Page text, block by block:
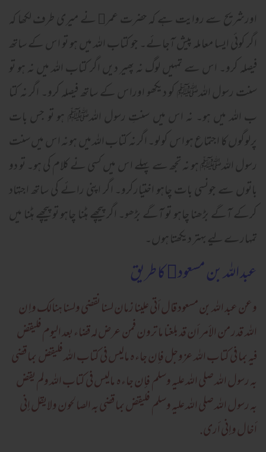
اورشریح سے روایت ہے کہ حضرت عمر﷜ نے میری طرف لکھا کہ
اگر کوئی ایسا معاملہ پیش آجائے۔ جو کتاب اللہ میں ہو تو اس کے ساتھ
فیصلہ کرو۔ اس سے تمہیں لوگ نہ پھیر دیں اگر کتاب اللہ میں نہ ہو تو
سنت رسول اللہﷺ کو دیکھو اوراس کے ساتھ فیصلہ کرو۔ اگر نہ کتا
ب اللہ میں ہو۔ نہ اس میں سنتِ رسول اللہﷺ ہو تو جس بات
پرلوگوں کا اجتماع ہو اس کو لو۔ اگر نہ کتاب اللہ میں ہو نہ اس میں سنت
رسول اللہﷺ ہو نہ تجھ سے پہلے اس میں کسی نے کلام کی ہو۔ تو دو
باتوں سے جونسی بات چاہو اختیارکرو۔ اگر اپنی رائے کی ساتھ اجتہاد
کرکے آگے بڑھنا چاہو تو آگے بڑھو۔ اگر پیچھے ہٹنا چاہو تو پیچھے ہٹنا میں
تمہارے لیے بہتر دیکھتا ہوں۔
عبد اللہ بن مسعود﷜ کا طریق
وعن عبد الله بن مسعود قال أتی علينا زمان لسنا نقضی ولسنا هنالک وإ ن
الله قدر من الأمر أن قد بلغنا ما ترون فمن عرض له قضاء بعد اليوم فليقض
فيه بما فی کتاب الله عزوجل فإن جاءہ ماليس فی کتاب الله فليقض بما قضی
به رسول الله صلی الله عليه وسلم فإن جاءہ ماليس فی کتاب الله ولم يقض
به رسول الله صلی الله عليه وسلم فليقض بما قضی به الصالحون ولايقل إنی
أخال وإنی أری.